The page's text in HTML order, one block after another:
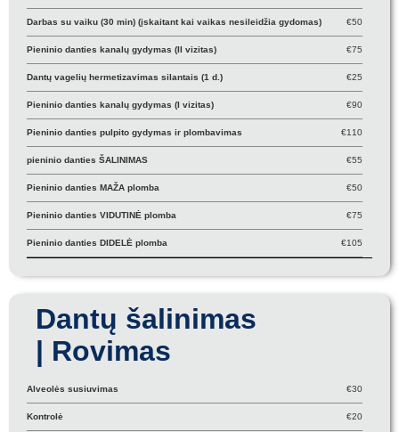
Darbas su vaiku (30 min) (įskaitant kai vaikas nesileidžia gydomas) €50
Pieninio danties kanalų gydymas (II vizitas) €75
Dantų vagelių hermetizavimas silantais (1 d.) €25
Pieninio danties kanalų gydymas (I vizitas) €90
Pieninio danties pulpito gydymas ir plombavimas €110
pieninio danties ŠALINIMAS €55
Pieninio danties MAŽA plomba €50
Pieninio danties VIDUTINĖ plomba €75
Pieninio danties DIDELĖ plomba €105
Dantų šalinimas
| Rovimas
Alveolės susiuvimas €30
Kontrolė €20